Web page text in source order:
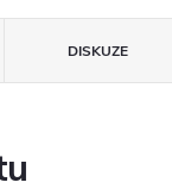
DISKUZE